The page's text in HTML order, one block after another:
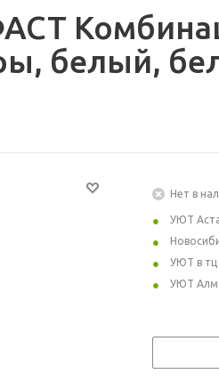
белый,
Нет в
УЮТ
УЮТ в тц
УЮТ